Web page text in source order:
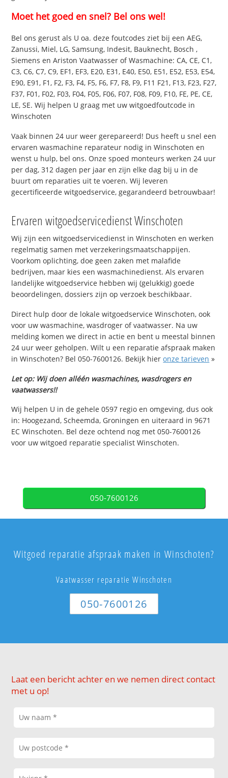
Moet het goed en snel? Bel ons wel!
Bel ons gerust als U oa. deze foutcodes ziet bij een AEG,
Zanussi, Miel, LG, Samsung, Indesit, Bauknecht, Bosch ,
Siemens en Ariston Vaatwasser of Wasmachine: CA, CE, C1,
C3, C6, C7, C9, EF1, EF3, E20, E31, E40, E50, E51, E52, E53, E54,
E90, E91, F1, F2, F3, F4, F5, F6, F7, F8, F9, F11 F21, F13, F23, F27,
F37, F01, F02, F03, F04, F05, F06, F07, F08, F09, F10, FE, PE, CE,
LE, SE. Wij helpen U graag met uw witgoedfoutcode in
Winschoten
Vaak binnen 24 uur weer gerepareerd! Dus heeft u snel een
ervaren wasmachine reparateur nodig in Winschoten en
wenst u hulp, bel ons. Onze spoed monteurs werken 24 uur
per dag, 312 dagen per jaar en zijn elke dag bij u in de
buurt om reparaties uit te voeren. Wij leveren
gecertificeerde witgoedservice, gegarandeerd betrouwbaar!
Ervaren witgoedservicedienst Winschoten
Wij zijn een witgoedservicedienst in Winschoten en werken
regelmatig samen met verzekeringsmaatschappijen.
Voorkom oplichting, doe geen zaken met malafide
bedrijven, maar kies een wasmachinedienst. Als ervaren
landelijke witgoedservice hebben wij (gelukkig) goede
beoordelingen, dossiers zijn op verzoek beschikbaar.
Direct hulp door de lokale witgoedservice Winschoten, ook
voor uw wasmachine, wasdroger of vaatwasser. Na uw
melding komen we direct in actie en bent u meestal binnen
24 uur weer geholpen. Wilt u een reparatie afspraak maken
in Winschoten? Bel 050-7600126. Bekijk hieronze tarieven »
Let op: Wij doen alléén wasmachines, wasdrogers en
vaatwassers!!
Wij helpen U in de gehele 0597 regio en omgeving, dus ook
in: Hoogezand, Scheemda, Groningen en uiteraard in 9671
EC Winschoten. Bel deze ochtend nog met 050-7600126
voor uw witgoed reparatie specialist Winschoten.
050-7600126
Witgoed reparatie afspraak maken in Winschoten?
Vaatwasser reparatie Winschoten
050-7600126
Laat een bericht achter en we nemen direct contact
met u op!